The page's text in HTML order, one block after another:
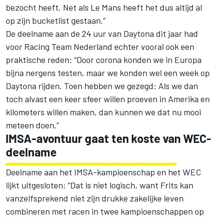
bezocht heeft. Net als Le Mans heeft het dus altijd al
op zijn bucketlist gestaan.”
De deelname aan de 24 uur van Daytona dit jaar had
voor Racing Team Nederland echter vooral ook een
praktische reden: “Door corona konden we in Europa
bijna nergens testen, maar we konden wel een week op
Daytona rijden. Toen hebben we gezegd: Als we dan
toch alvast een keer sfeer willen proeven in Amerika en
kilometers willen maken, dan kunnen we dat nu mooi
meteen doen.”
IMSA-avontuur gaat ten koste van WEC-
deelname
Deelname aan het IMSA-kampioenschap en het WEC
lijkt uitgesloten: “Dat is niet logisch, want Frits kan
vanzelfsprekend niet zijn drukke zakelijke leven
combineren met racen in twee kampioenschappen op